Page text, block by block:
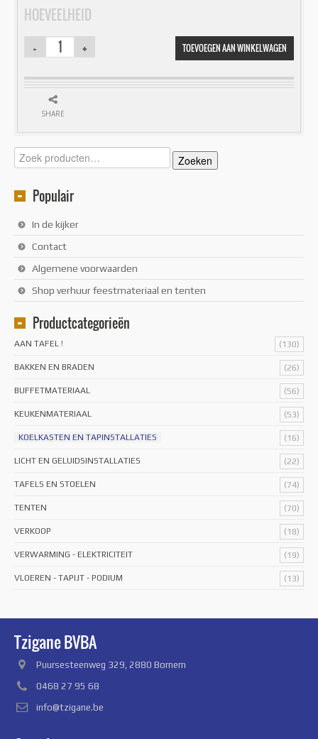
HOEVEELHEID
TOEVOEGEN AAN WINKELWAGEN
SHARE
Zoeken
naar:
Zoeken
Populair
In de kijker
Contact
Algemene voorwaarden
Shop verhuur feestmateriaal en tenten
Productcategorieën
AAN TAFEL ! (130)
BAKKEN EN BRADEN (26)
BUFFETMATERIAAL (56)
KEUKENMATERIAAL (53)
KOELKASTEN EN TAPINSTALLATIES (16)
LICHT EN GELUIDSINSTALLATIES (22)
TAFELS EN STOELEN (74)
TENTEN (70)
VERKOOP (18)
VERWARMING - ELEKTRICITEIT (19)
VLOEREN - TAPIJT - PODIUM (13)
Tzigane BVBA
Puursesteenweg 329, 2880 Bornem
0468 27 95 68
info@tzigane.be